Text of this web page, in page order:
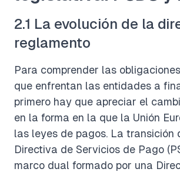
2.1 La evolución de la
reglamento
Para comprender las
que enfrentan las entidades a
primero hay que apreciar el
en la forma en la que la Unión
las leyes de pagos. La transición
Directiva de Servicios de Pago
marco dual formado por una